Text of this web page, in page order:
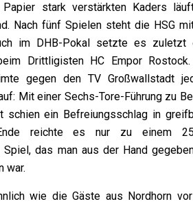
stark verstärkten Kaders
Nach fünf Spielen steht die HSG
im DHB-Pokal setzte es zuletzt
Drittligisten HC Empor
gegen den TV Großwallstadt
Mit einer Sechs-Tore-Führung zu
schien ein Befreiungsschlag in
reichte es nur zu einem
das man aus der Hand
war.
wie die Gäste aus Nordhorn